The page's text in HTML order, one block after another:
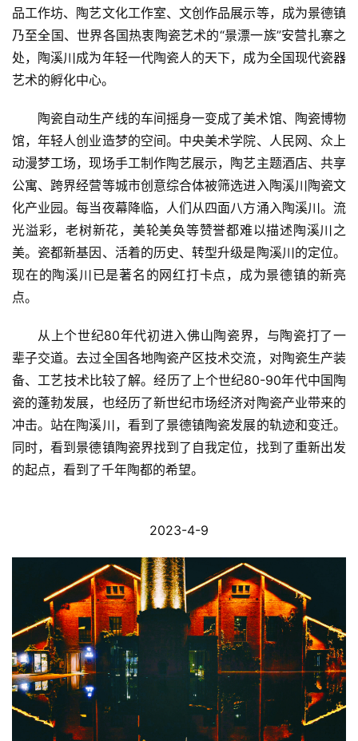
文
化
生
活
品工作坊、陶艺文化工作室、文创作品展示等，成为景德镇
乃至全国、世界各国热衷陶瓷艺术的“景漂一族”安营扎寨之
处，陶溪川成为年轻一代陶瓷人的天下，成为全国现代瓷器
艺术的孵化中心。
陶瓷自动生产线的车间摇身一变成了美术馆、陶瓷博物
馆，年轻人创业造梦的空间。中央美术学院、人民网、众上
动漫梦工场，现场手工制作陶艺展示，陶艺主题酒店、共享
公寓、跨界经营等城市创意综合体被筛选进入陶溪川陶瓷文
化产业园。每当夜幕降临，人们从四面八方涌入陶溪川。流
光溢彩，老树新花，美轮美奂等赞誉都难以描述陶溪川之
美。瓷都新基因、活着的历史、转型升级是陶溪川的定位。
现在的陶溪川已是著名的网红打卡点，成为景德镇的新亮
点。
从上个世纪80年代初进入佛山陶瓷界，与陶瓷打了一
辈子交道。去过全国各地陶瓷产区技术交流，对陶瓷生产装
备、工艺技术比较了解。经历了上个世纪80-90年代中国陶
瓷的蓬勃发展，也经历了新世纪市场经济对陶瓷产业带来的
冲击。站在陶溪川，看到了景德镇陶瓷发展的轨迹和变迁。
同时，看到景德镇陶瓷界找到了自我定位，找到了重新出发
的起点，看到了千年陶都的希望。
2023-4-9